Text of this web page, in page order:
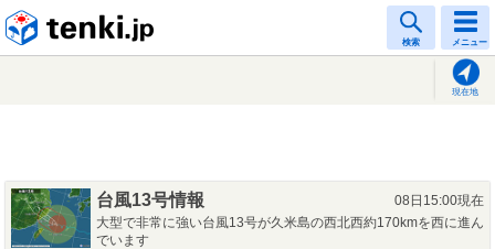
検索 メニュー
現在地
台風13号情報
08日15:00現在
大型で非常に強い台風13号が久米島の西北西約170kmを西に進ん
でいます